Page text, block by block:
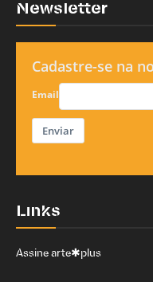
Newsletter
Cadastre-se na
Email
Enviar
Links
Assine arte✱plus